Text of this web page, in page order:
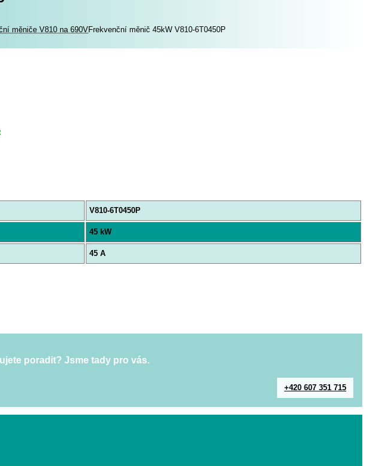
měniče V810 na 690VFrekvenční měnič 45kW V810-6T0450P
V810-6T0450P
45 kW
45 A
poradit? Jsme tady pro vás.
+420 607 351 715